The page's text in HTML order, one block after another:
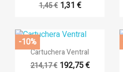
1,45 € 1,31 €
 Vista rápida
Cartuchera Ventral
214,17 € 192,75 €
-10%